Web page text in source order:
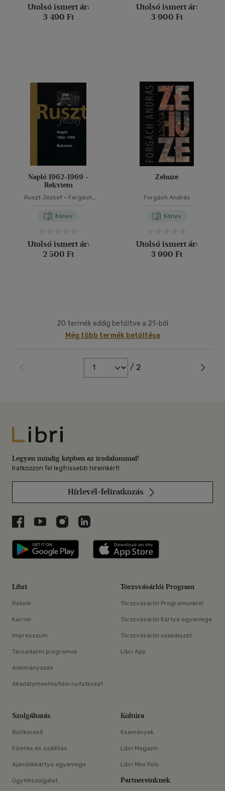
Utolsó ismert ár:
3 490 Ft
Utolsó ismert ár:
3 900 Ft
Napló 1962-1969 -
Rekviem
Ruszt József - Forgách
Tucsni András
Könyv
Utolsó ismert ár:
2 500 Ft
Zehuze
Forgách András
Könyv
Utolsó ismert ár:
3 990 Ft
20 termék eddig betöltve a 21-ből
Még több termék betöltése
/ 2
Libri
Legyen mindig képben az irodalommal!
Iratkozzon fel legfrissebb híreinkért!
Hírlevél-feliratkozás
Libri a Facebookon
Libri a Youtube-on
Libri az Instagramon
Libri a LinkedInen
Libri applikáció Szerezd meg: Google
Libri
Rólunk
Karrier
Impresszum
Társadalmi programok
Adományozás
Akadálymentesítési nyilatkozat
Törzsvásárlói Program
Törzsvásárlói Programunkról
Törzsvásárlói Kártya egyenlege
Törzsvásárlói szabályzat
Libri App
Szolgáltatás
Boltkereső
Fizetés és szállítás
Ajándékkártya egyenlege
Ügyfélszolgálat
Kultúra
Események
Libri Magazin
Libri Mini Polc
Partnereinknek